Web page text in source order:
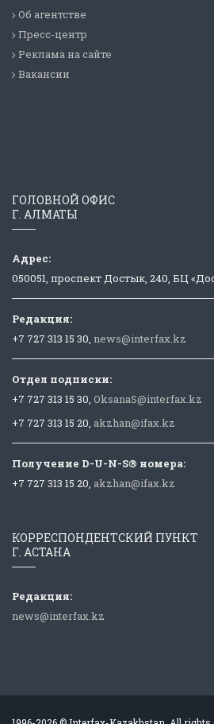
Об агентстве
Пресс-центр
Реклама на сайте
Вакансии
ГОЛОВНОЙ ОФИС
Г. АЛМАТЫ
Адрес:
050051, проспект Достык, 240, БЦ
Редакция:
+7 727 313 15 30, news@interfax.kz
Отдел подписки:
+7 727 313 15 30, OksanaS@interfax.kz
+7 727 313 15 20, akzhan@ifax.kz
Получение D-U-N-S® номера:
+7 727 313 15 20, akzhan@ifax.kz
КОРРЕСПОНДЕНТСКИЙ ПУНКТ
Г. АСТАНА
Редакция:
news@interfax.kz